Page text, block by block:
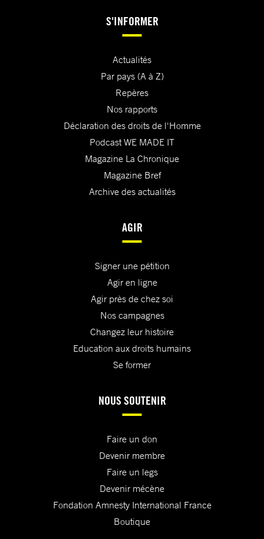
S'INFORMER
Actualités
Par pays (A à Z)
Repères
Nos rapports
Déclaration des droits de l'Homme
Podcast WE MADE IT
Magazine La Chronique
Magazine Bref
Archive des actualités
AGIR
Signer une pétition
Agir en ligne
Agir près de chez soi
Nos campagnes
Changez leur histoire
Education aux droits humains
Se former
NOUS SOUTENIR
Faire un don
Devenir membre
Faire un legs
Devenir mécène
Fondation Amnesty International France
Boutique